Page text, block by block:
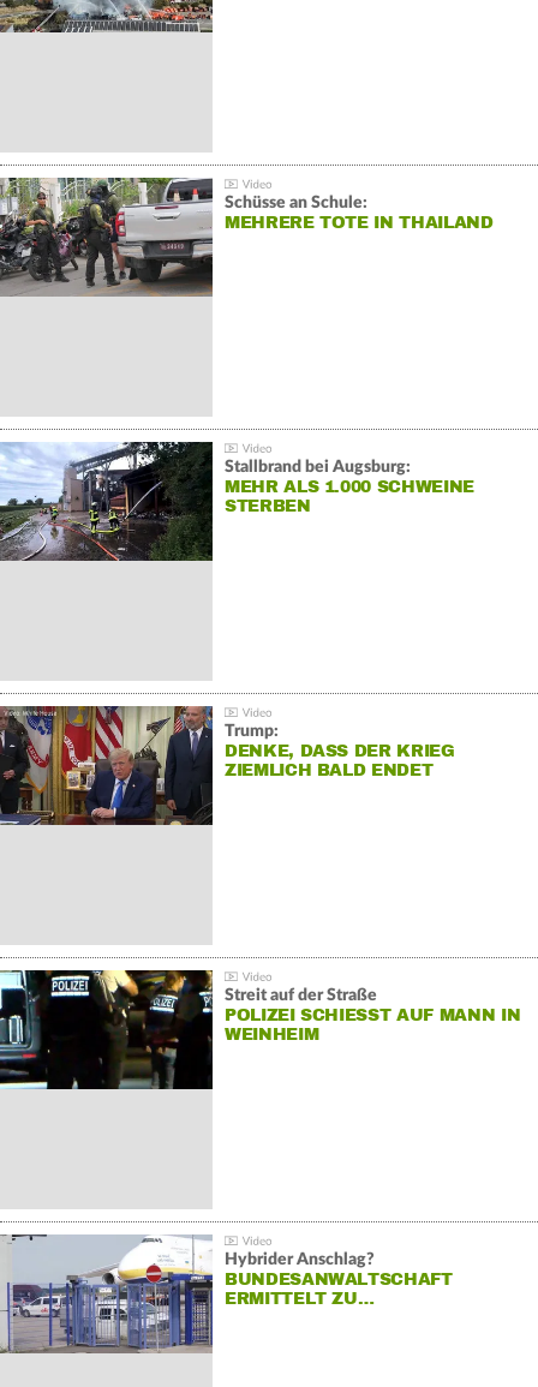
Schüsse an Schule:
MEHRERE TOTE IN THAILAND
Stallbrand bei Augsburg:
MEHR ALS 1.000 SCHWEINE
STERBEN
Trump:
DENKE, DASS DER KRIEG
ZIEMLICH BALD ENDET
Streit auf der Straße
POLIZEI SCHIESST AUF MANN IN W
EINHEIM
Hybrider Anschlag?
BUNDESANWALTSCHAFT
ERMITTELT ZU…